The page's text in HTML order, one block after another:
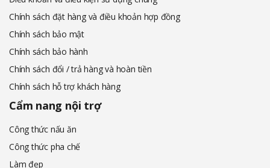
Chính sách đặt hàng và điều khoản hợp đồng
Chính sách bảo mật
Chính sách bảo hành
Chính sách đổi / trả hàng và hoàn tiền
Chính sách hỗ trợ khách hàng
Cẩm nang nội trợ
Công thức nấu ăn
Công thức pha chế
Làm đẹp